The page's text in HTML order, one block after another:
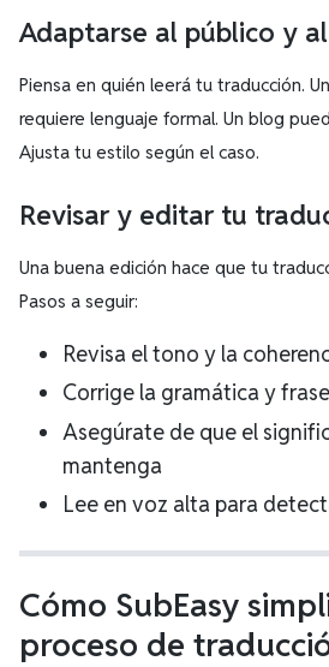
Adaptarse al público y
Piensa en quién leerá tu traducción.
requiere lenguaje formal. Un blog
Ajusta tu estilo según el caso.
Revisar y editar tu
Una buena edición hace que tu
Pasos a seguir:
Revisa el tono y la
Corrige la gramática y
Asegúrate de que el
mantenga
Lee en voz alta para
Cómo SubEasy
proceso de